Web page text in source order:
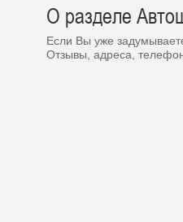
О разделе
Если Вы уже
Отзывы, адреса,